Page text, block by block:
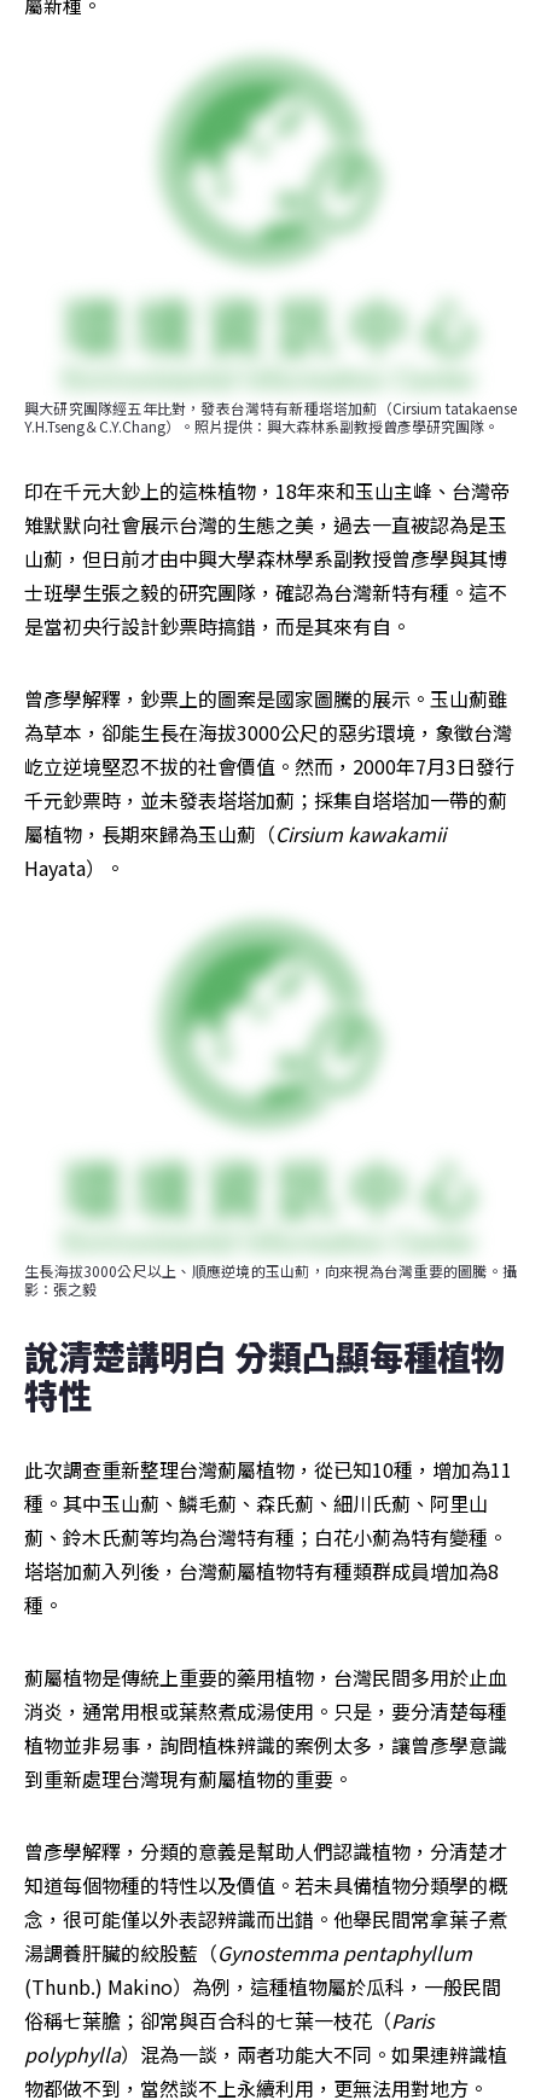
興大研究團隊經五年比對，發表台灣特有新種塔塔加薊（Cirsium tatakaense
Y.H.Tseng＆C.Y.Chang）。照片提供：興大森林系副教授曾彥學研究團隊。
印在千元大鈔上的這株植物，18年來和玉山主峰、台灣帝
雉默默向社會展示台灣的生態之美，過去一直被認為是玉
山薊，但日前才由中興大學森林學系副教授曾彥學與其博
士班學生張之毅的研究團隊，確認為台灣新特有種。這不
是當初央行設計鈔票時搞錯，而是其來有自。
曾彥學解釋，鈔票上的圖案是國家圖騰的展示。玉山薊雖
為草本，卻能生長在海拔3000公尺的惡劣環境，象徵台灣
屹立逆境堅忍不拔的社會價值。然而，2000年7月3日發行
千元鈔票時，並未發表塔塔加薊；採集自塔塔加一帶的薊
屬植物，長期來歸為玉山薊（Cirsium kawakamii
Hayata）。
生長海拔3000公尺以上、順應逆境的玉山薊，向來視為台灣重要的圖騰。攝
影：張之毅
說清楚講明白 分類凸顯每種植物
特性
此次調查重新整理台灣薊屬植物，從已知10種，增加為11
種。其中玉山薊、鱗毛薊、森氏薊、細川氏薊、阿里山
薊、鈴木氏薊等均為台灣特有種；白花小薊為特有變種。
塔塔加薊入列後，台灣薊屬植物特有種類群成員增加為8
種。
薊屬植物是傳統上重要的藥用植物，台灣民間多用於止血
消炎，通常用根或葉熬煮成湯使用。只是，要分清楚每種
植物並非易事，詢問植株辨識的案例太多，讓曾彥學意識
到重新處理台灣現有薊屬植物的重要。
曾彥學解釋，分類的意義是幫助人們認識植物，分清楚才
知道每個物種的特性以及價值。若未具備植物分類學的概
念，很可能僅以外表認辨識而出錯。他舉民間常拿葉子煮
湯調養肝臟的絞股藍（Gynostemma pentaphyllum
(Thunb.) Makino）為例，這種植物屬於瓜科，一般民間
俗稱七葉膽；卻常與百合科的七葉一枝花（Paris
polyphylla）混為一談，兩者功能大不同。如果連辨識植
物都做不到，當然談不上永續利用，更無法用對地方。